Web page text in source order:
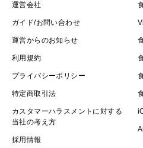
運営会社
ガイド/お問い合わせ
運営からのお知らせ
利用規約
プライバシーポリシー
特定商取引法
カスタマーハラスメントに対する
当社の考え方
採用情報